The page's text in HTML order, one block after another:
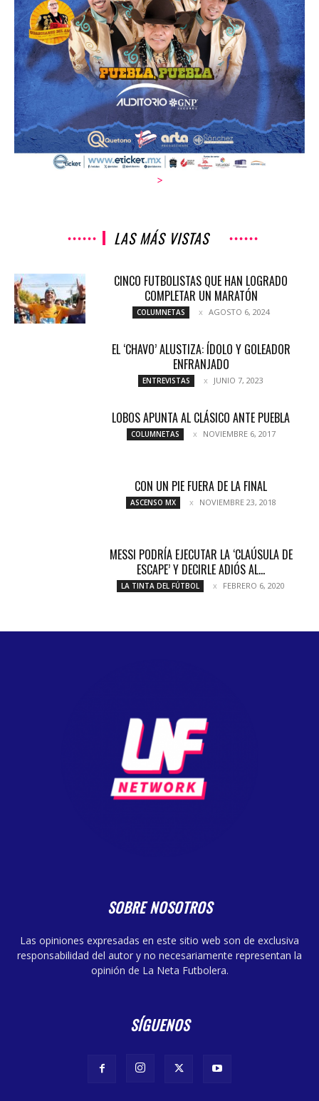
>
LAS MÁS VISTAS
CINCO FUTBOLISTAS QUE HAN LOGRADO
COMPLETAR UN MARATÓN
COLUMNETAS AGOSTO 6, 2024
EL ‘CHAVO’ ALUSTIZA: ÍDOLO Y GOLEADOR
ENFRANJADO
ENTREVISTAS JUNIO 7, 2023
LOBOS APUNTA AL CLÁSICO ANTE PUEBLA
COLUMNETAS NOVIEMBRE 6, 2017
CON UN PIE FUERA DE LA FINAL
ASCENSO MX NOVIEMBRE 23, 2018
MESSI PODRÍA EJECUTAR LA ‘CLAÚSULA DE
ESCAPE’ Y DECIRLE ADIÓS AL...
LA TINTA DEL FÚTBOL FEBRERO 6, 2020
SOBRE NOSOTROS
Las opiniones expresadas en este sitio web son de exclusiva
responsabilidad del autor y no necesariamente representan la
opinión de La Neta Futbolera.
SÍGUENOS